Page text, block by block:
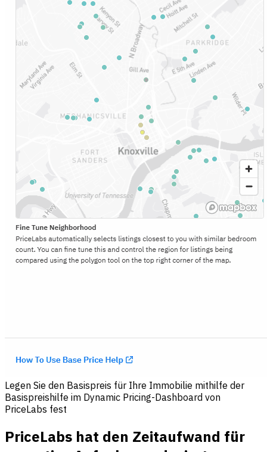
Legen Sie den Basispreis für Ihre Immobilie mithilfe der
Basispreishilfe im Dynamic Pricing-Dashboard von
PriceLabs fest
PriceLabs hat den Zeitaufwand für